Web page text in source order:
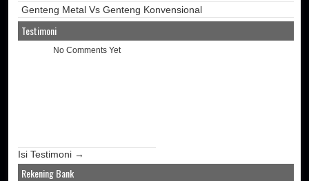
Genteng Metal Vs Genteng Konvensional
Testimoni
No Comments Yet
Isi Testimoni →
Rekening Bank